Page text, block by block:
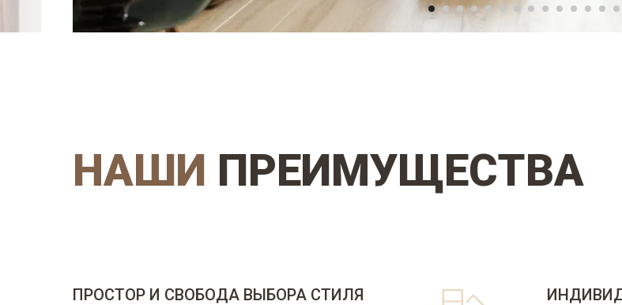
НАШИ ПРЕИМУЩЕСТВА
ПРОСТОР И СВОБОДА ВЫБОРА СТИЛЯ